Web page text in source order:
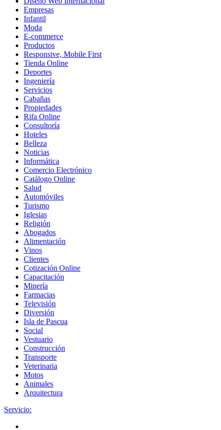
Empresas
Infantil
Moda
E-commerce
Productos
Responsive, Mobile First
Tienda Online
Deportes
Ingeniería
Servicios
Cabañas
Propiedades
Rifa Online
Consultoría
Hoteles
Belleza
Noticias
Informática
Comercio Electrónico
Catálogo Online
Salud
Automóviles
Turismo
Iglesias
Religión
Abogados
Alimentación
Vinos
Clientes
Cotización Online
Capacitación
Minería
Farmacias
Televisión
Diversión
Isla de Pascua
Social
Vestuario
Construcción
Transporte
Veterinaria
Motos
Animales
Arquitectura
Servicio: